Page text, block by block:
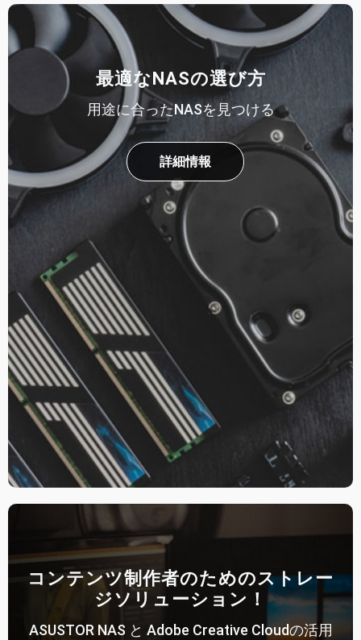
最適なNASの選び方
用途に合ったNASを見つける
詳細情報
コンテンツ制作者のためのストレー
ジソリューション！
ASUSTOR NAS と Adobe Creative Cloudの活用